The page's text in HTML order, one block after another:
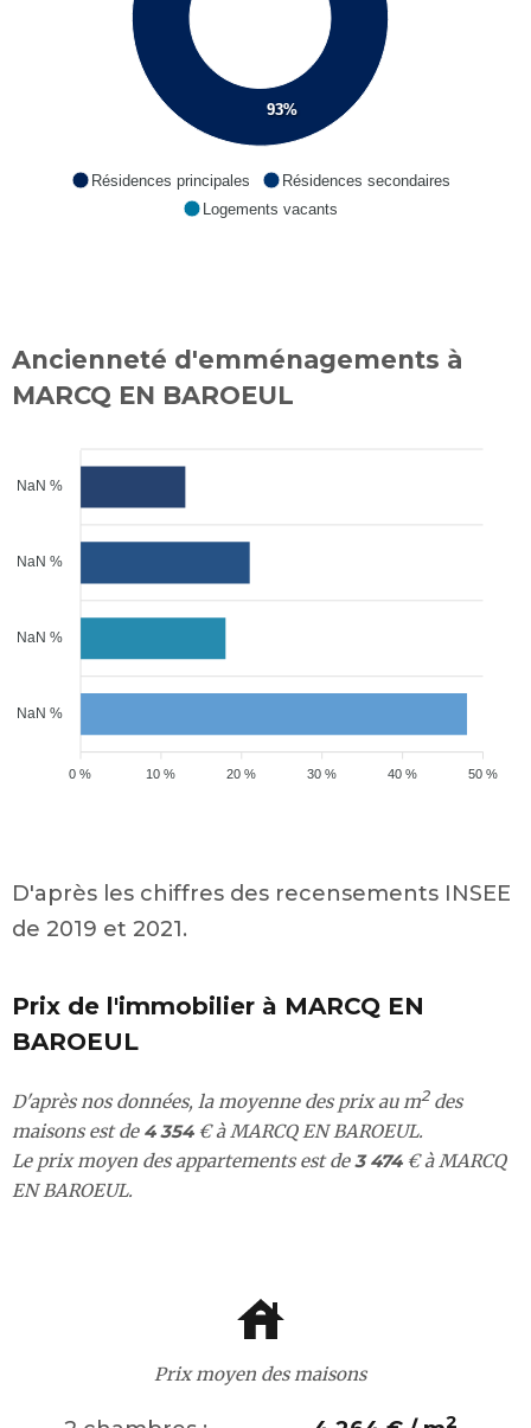
93%
Résidences principales
Résidences secondaires
Logements vacants
Ancienneté d'emménagements à
MARCQ EN BAROEUL
NaN %
NaN %
NaN %
NaN %
50 %
40 %
30 %
20 %
10 %
0 %
D'après les chiffres des recensements INSEE
de 2019 et 2021.
Prix de l'immobilier à MARCQ EN
BAROEUL
D'après nos données, la moyenne des prix au m2des
maisons est de 4 354€ à MARCQ EN BAROEUL.
Le prix moyen des appartements est de3 474€ à MARCQ
EN BAROEUL.
Prix moyen des maisons
2